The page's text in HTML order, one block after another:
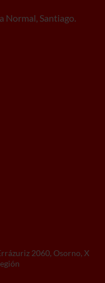
Normal, Santiago.
2060, Osorno, X